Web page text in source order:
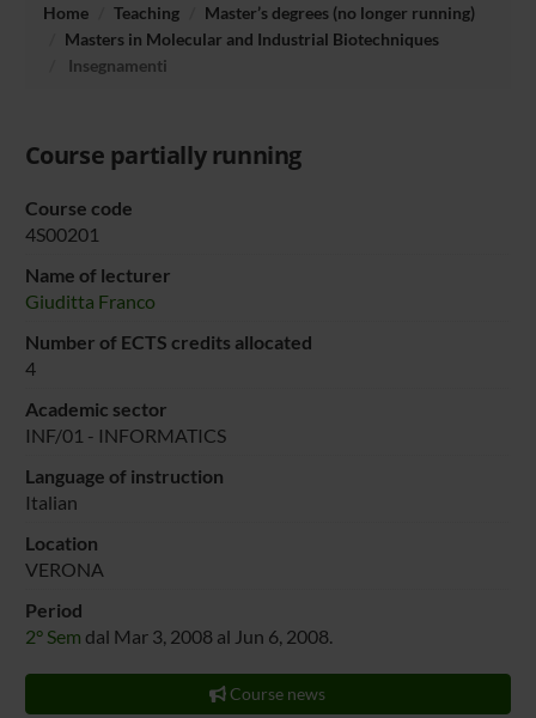
Home Teaching
Master’s degrees (no longer running)
Masters in Molecular and Industrial Biotechniques
Insegnamenti
Course partially running
Course code
4S00201
Name of lecturer
Giuditta Franco
Number of ECTS credits allocated
4
Academic sector
INF/01 - INFORMATICS
Language of instruction
Italian
Location
VERONA
Period
2° Sem dal Mar 3, 2008 al Jun 6, 2008.
Course news